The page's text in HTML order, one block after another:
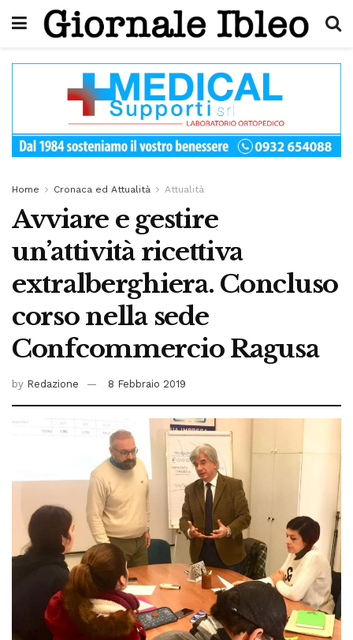
Home Cronaca ed Attualità Attualità
Avviare e gestire
un’attività ricettiva
extralberghiera. Concluso
corso nella sede
Confcommercio Ragusa
by Redazione 8 Febbraio 2019